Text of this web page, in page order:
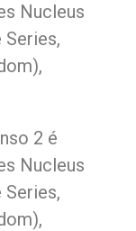
Nucleus
2 é
Nucleus